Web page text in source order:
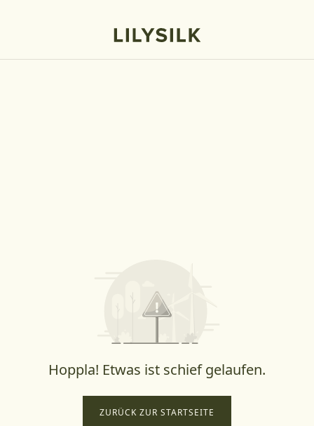
Hoppla! Etwas ist schief gelaufen.
ZURÜCK ZUR STARTSEITE